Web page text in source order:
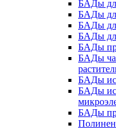
БАДы
БАДы
БАДы
БАДы
БАДы
БАДы
БАДы
БАДы
БАДы